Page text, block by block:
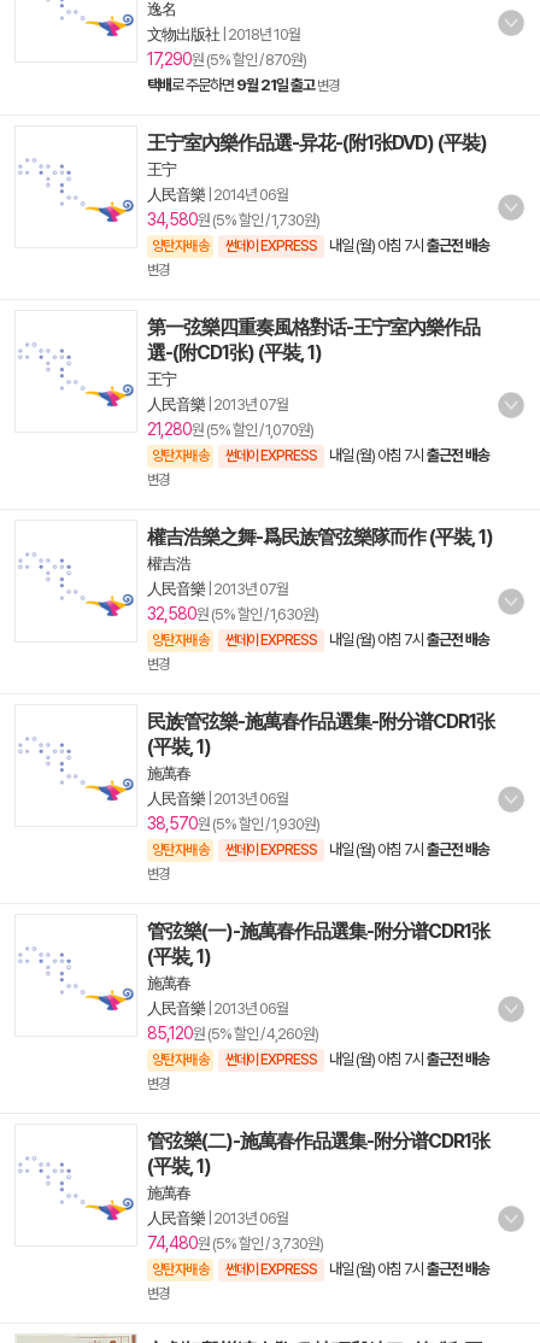
逸名
文物出版社 2018년 10월
17,290원 (5% 할인 / 870원)
택배로 주문하면 9월 21일 출고 변경
王宁室內樂作品選-异花-(附1张DVD) (平裝)
王宁
人民音樂 2014년 06월
34,580원 (5% 할인 / 1,730원)
양탄자배송 썬데이 EXPRESS 내일 (월) 아침 7시 출근전 배송
변경
第一弦樂四重奏風格對话-王宁室內樂作品
選-(附CD1张) (平裝, 1)
王宁
人民音樂 2013년 07월
21,280원 (5% 할인 / 1,070원)
양탄자배송 썬데이 EXPRESS 내일 (월) 아침 7시 출근전 배송
변경
權吉浩樂之舞-爲民族管弦樂隊而作 (平裝, 1)
權吉浩
人民音樂 2013년 07월
32,580원 (5% 할인 / 1,630원)
양탄자배송 썬데이 EXPRESS 내일 (월) 아침 7시 출근전 배송
변경
民族管弦樂-施萬春作品選集-附分谱CDR1张
(平裝, 1)
施萬春
人民音樂 2013년 06월
38,570원 (5% 할인 / 1,930원)
양탄자배송 썬데이 EXPRESS 내일 (월) 아침 7시 출근전 배송
변경
管弦樂(一)-施萬春作品選集-附分谱CDR1张
(平裝, 1)
施萬春
人民音樂 2013년 06월
85,120원 (5% 할인 / 4,260원)
양탄자배송 썬데이 EXPRESS 내일 (월) 아침 7시 출근전 배송
변경
管弦樂(二)-施萬春作品選集-附分谱CDR1张
(平裝, 1)
施萬春
人民音樂 2013년 06월
74,480원 (5% 할인 / 3,730원)
양탄자배송 썬데이 EXPRESS 내일 (월) 아침 7시 출근전 배송
변경